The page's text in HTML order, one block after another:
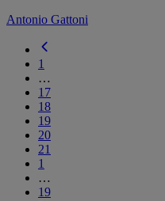
Antonio Gattoni
1
…
17
18
19
20
21
1
…
19